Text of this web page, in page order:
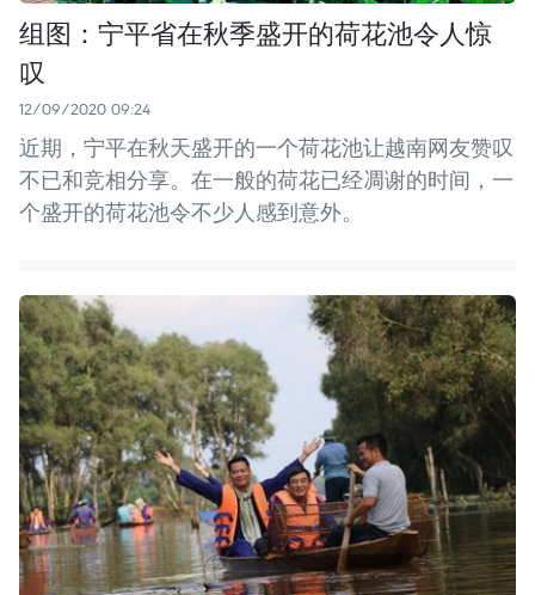
组图：宁平省在秋季盛开的荷花池令人惊
叹
12/09/2020 09:24
近期，宁平在秋天盛开的一个荷花池让越南网友赞叹
不已和竞相分享。在一般的荷花已经凋谢的时间，一
个盛开的荷花池令不少人感到意外。